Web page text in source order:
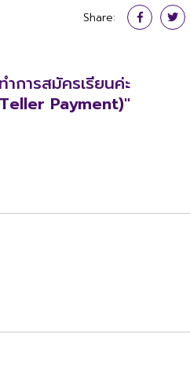
Share:
การสมัครเรียนค่ะ
Payment)"